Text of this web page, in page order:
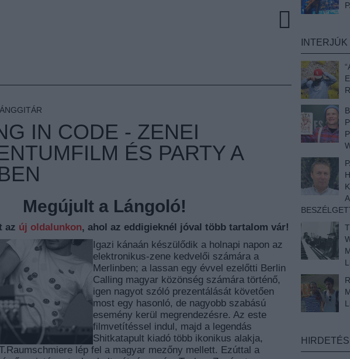
IN CODE - ZENEI
ÉS PARTY A
Megújult a Lángoló!
az új oldalunkon, ahol az eddigieknél jóval több tartalom vár!
Igazi kánaán készülődik a holnapi napon az
elektronikus-zene kedvelői számára a
Merlinben; a lassan egy évvel ezelőtti Berlin
Calling magyar közönség számára történő,
igen nagyot szóló prezentálását követően
most egy hasonló, de nagyobb szabású
esemény kerül megrendezésre. Az este
filmvetítéssel indul, majd a legendás
Shitkatapult kiadó több ikonikus alakja,
lép fel a magyar mezőny mellett. Ezúttal a
INTERJÚK
HIRDETÉS